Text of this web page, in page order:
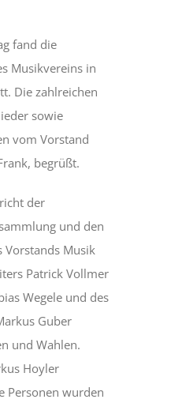
fand die
Musikvereins in
Die zahlreichen
sowie
vom Vorstand
begrüßt.
der
und den
Vorstands Musik
Patrick Vollmer
Wegele und des
Guber
und Wahlen.
Hoyler
Personen wurden